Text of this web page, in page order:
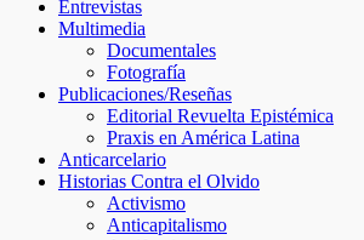
Entrevistas
Multimedia
Documentales
Fotografía
Publicaciones/Reseñas
Editorial Revuelta Epistémica
Praxis en América Latina
Anticarcelario
Historias Contra el Olvido
Activismo
Anticapitalismo